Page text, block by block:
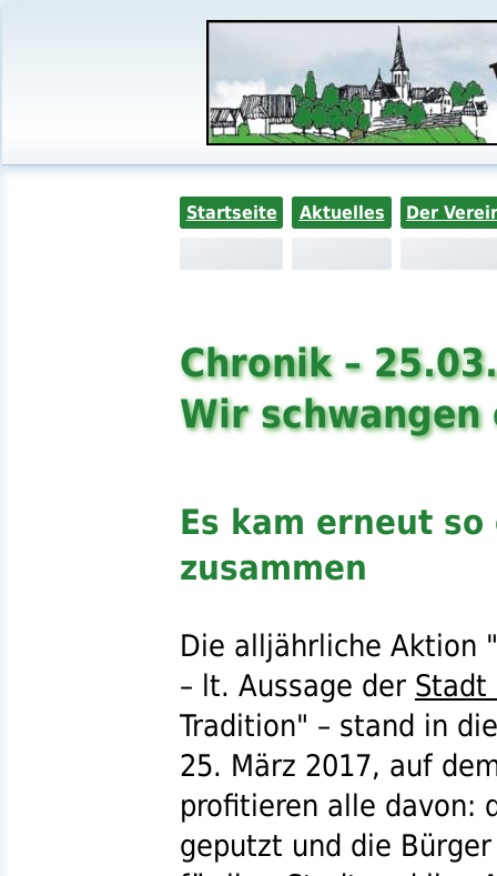
Startseite Aktuelles Der
Chronik –
Wir
Es kam erneut
zusammen
Die alljährliche Aktion "
– lt. Aussage der Stadt
Tradition" – stand in
25. März 2017, auf
profitieren alle davon:
geputzt und die